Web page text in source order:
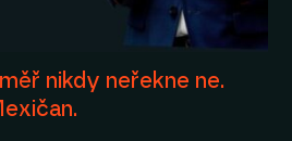
nikdy neřekne ne.